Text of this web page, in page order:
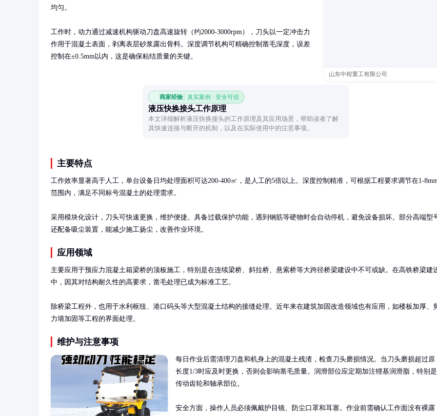
山东中程重工有限公司
均匀。
工作时，动力通过减速机构驱动刀盘高速旋转（约2000-3000rpm），刀头以一定冲击力
作用于混凝土表面，剥离表层砂浆露出骨料。深度调节机构可精确控制凿毛深度，误差
控制在±0.5mm以内，这是确保粘结质量的关键。
商家经验 真实案例 · 安全可信
液压快换接头工作原理
本文详细解析液压快换接头的工作原理及其应用场景，帮助读者了解
其快速连接与断开的机制，以及在实际使用中的注意事项。
主要特点
工作效率显著高于人工，单台设备日均处理面积可达200-400㎡，是人工的5倍以上。深度控制精准，可根据工程要求调节在1-
范围内，满足不同标号混凝土的处理需求。
采用模块化设计，刀头可快速更换，维护便捷。具备过载保护功能，遇到钢筋等硬物时会自动停机，避免设备损坏。部分高端型
还配备吸尘装置，能减少施工扬尘，改善作业环境。
应用领域
主要应用于预应力混凝土箱梁桥的顶板施工，特别是在连续梁桥、斜拉桥、悬索桥等大跨径桥梁建设中不可或缺。在高铁桥梁建
中，因其对结构耐久性的高要求，凿毛处理已成为标准工艺。
除桥梁工程外，也用于水利枢纽、港口码头等大型混凝土结构的接缝处理。近年来在建筑加固改造领域也有应用，如楼板加厚、
力墙加固等工程的界面处理。
维护与注意事项
每日作业后需清理刀盘和机身上的混凝土残渣，检查刀头磨损情况。当刀头磨损超过原
长度1/3时应及时更换，否则会影响凿毛质量。润滑部位应定期加注锂基润滑脂，特别是
传动齿轮和轴承部位。
安全方面，操作人员必须佩戴护目镜、防尘口罩和耳塞。作业前需确认工作面没有裸露